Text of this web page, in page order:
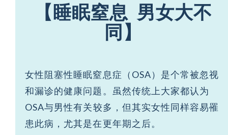
【睡眠窒息 男女大不
同】
女性阻塞性睡眠窒息症（OSA）是个常被忽视
和漏诊的健康问题。虽然传统上大家都认为
OSA与男性有关较多，但其实女性同样容易罹
患此病，尤其是在更年期之后。